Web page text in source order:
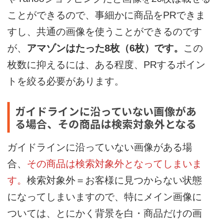
ことができるので、事細かに商品をPRできま
すし、共通の画像を使うことができるのです
が、 アマゾンはたった8枚（6枚）です。 この
枚数に抑えるには、ある程度、PRするポイン
トを絞る必要があります。
ガイドラインに沿っていない画像があ
る場合、その商品は検索対象外となる
ガイドラインに沿っていない画像がある場
合、 その商品は検索対象外となってしまいま
す。 検索対象外＝お客様に見つからない状態
になってしまいますので、特にメイン画像に
ついては、とにかく背景を白・商品だけの画